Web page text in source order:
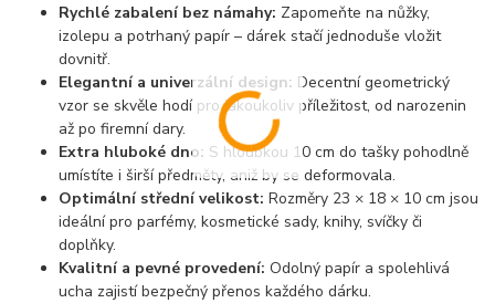
Rychlé zabalení bez námahy: Zapomeňte na nůžky,
izolepu a potrhaný papír – dárek stačí jednoduše vložit
dovnitř.
Elegantní a univerzální design: Decentní geometrický
vzor se skvěle hodí pro jakoukoliv příležitost, od narozenin
až po firemní dary.
Extra hluboké dno: S hloubkou 10 cm do tašky pohodlně
umístíte i širší předměty, aniž by se deformovala.
Optimální střední velikost: Rozměry 23 × 18 × 10 cm jsou
ideální pro parfémy, kosmetické sady, knihy, svíčky či
doplňky.
Kvalitní a pevné provedení: Odolný papír a spolehlivá
ucha zajistí bezpečný přenos každého dárku.